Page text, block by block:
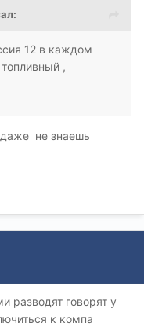
12 в каждом
,
не знаешь
разводят говорят у
к компа